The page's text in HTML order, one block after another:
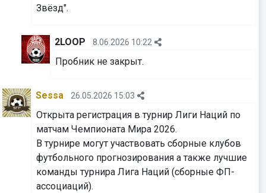
Звёзд".
2LOOP 8.06.2026 10:22
Пробник не закрыт.
Sessa 26.05.2026 15:03
Открыта регистрация в турнир Лиги Наций по
матчам Чемпионата Мира 2026.
В турнире могут участвовать сборные клубов
футбольного прогнозирования а также лучшие
команды турнира Лига Наций (сборные ФП-
ассоциаций).